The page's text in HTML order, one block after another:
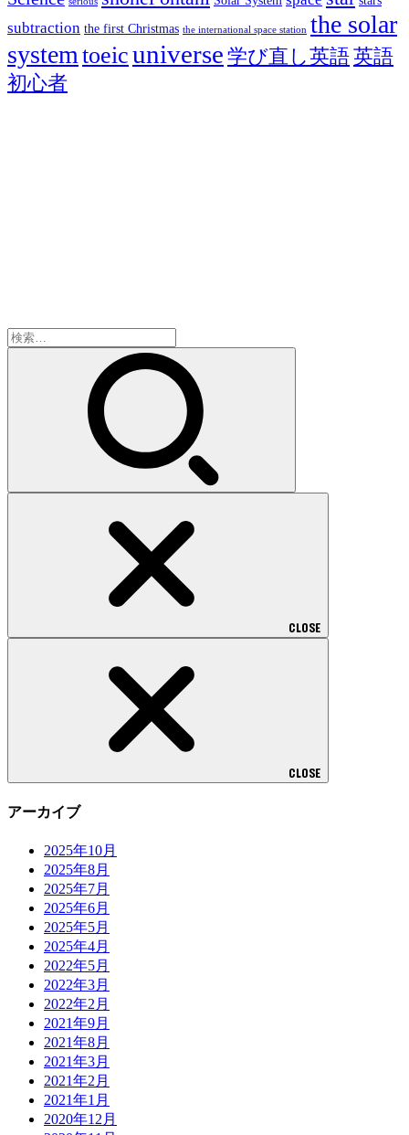
subtraction the first Christmas the international space station the solar
system toeicuniverse 学び直し英語英語
初心者
検
索:
CLOSE
CLOSE
アーカイブ
2025年10月
2025年8月
2025年7月
2025年6月
2025年5月
2025年4月
2022年5月
2022年3月
2022年2月
2021年9月
2021年8月
2021年3月
2021年2月
2021年1月
2020年12月